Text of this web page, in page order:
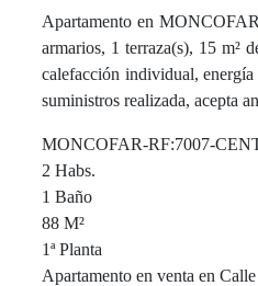
Apartamento en
armarios, 1 terraza(s), 15 m²
calefacción individual,
suministros realizada, acepta
MONCOFAR-RF:7007-
2 Habs.
1 Baño
88 M²
1ª Planta
Apartamento en venta en